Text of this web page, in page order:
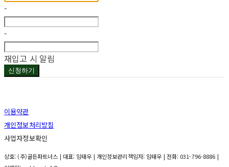
-
-
재입고 시 알림
신청하기
이용약관
개인정보처리방침
사업자정보확인
상호: (주)골든파트너스 | 대표: 임태우 | 개인정보관리책임자: 임태우 | 전화: 031-796-8886 |